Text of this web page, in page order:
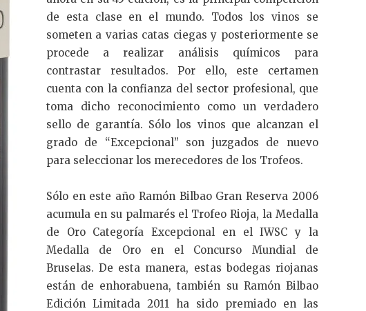
de esta clase en el mundo. Todos los vinos se
someten a varias catas ciegas y posteriormente se
procede a realizar análisis químicos para
contrastar resultados. Por ello, este certamen
cuenta con la confianza del sector profesional, que
toma dicho reconocimiento como un verdadero
sello de garantía. Sólo los vinos que alcanzan el
grado de “Excepcional” son juzgados de nuevo
para seleccionar los merecedores de los Trofeos.
Sólo en este año Ramón Bilbao Gran Reserva 2006
acumula en su palmarés el Trofeo Rioja, la Medalla
de Oro Categoría Excepcional en el IWSC y la
Medalla de Oro en el Concurso Mundial de
Bruselas. De esta manera, estas bodegas riojanas
están de enhorabuena, también su Ramón Bilbao
Edición Limitada 2011 ha sido premiado en las